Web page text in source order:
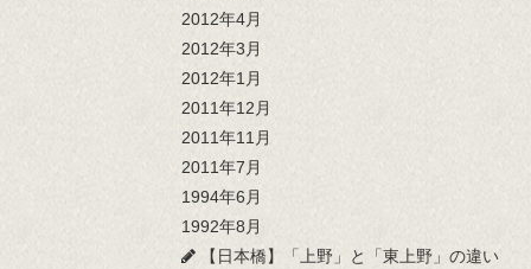
2012年4月
2012年3月
2012年1月
2011年12月
2011年11月
2011年7月
1994年6月
1992年8月
【日本橋】「上野」と「東上野」の違い